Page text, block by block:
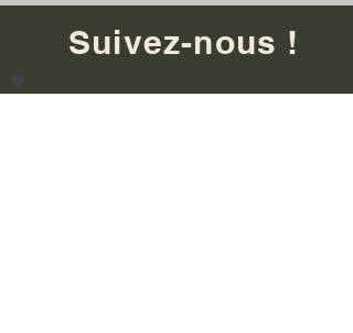
Suivez-nous !